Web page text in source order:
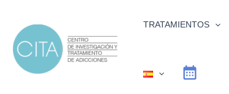
contenido
TRATAMIENTOS